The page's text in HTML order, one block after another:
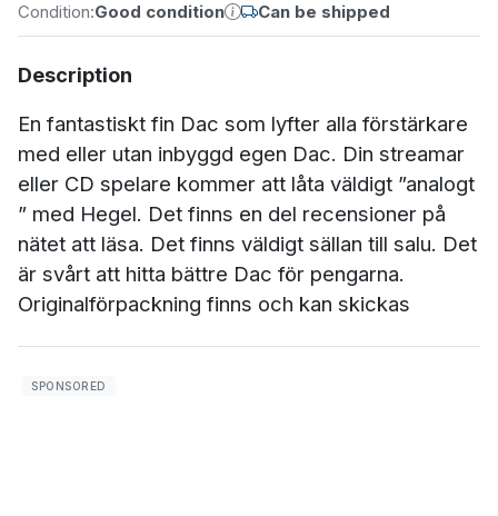
Condition:Good condition Can be shipped
Description
En fantastiskt fin Dac som lyfter alla förstärkare
med eller utan inbyggd egen Dac. Din streamar
eller CD spelare kommer att låta väldigt ”analogt
” med Hegel. Det finns en del recensioner på
nätet att läsa. Det finns väldigt sällan till salu. Det
är svårt att hitta bättre Dac för pengarna.
Originalförpackning finns och kan skickas